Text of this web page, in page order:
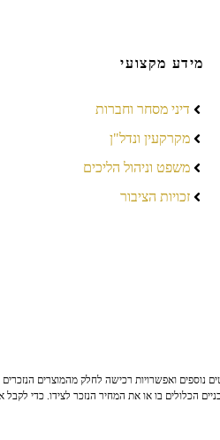
מידע מקצועי
דיני מסחר וחברות
מקרקעין ונדל"ן
משפט וניהול הליכים
זכויות הציבור
ואפשרויות רכישה לחלק מהמוצרים הנזכרים
הכלולים בו או את המחיר הנזכר לצידו. כדי לקבל